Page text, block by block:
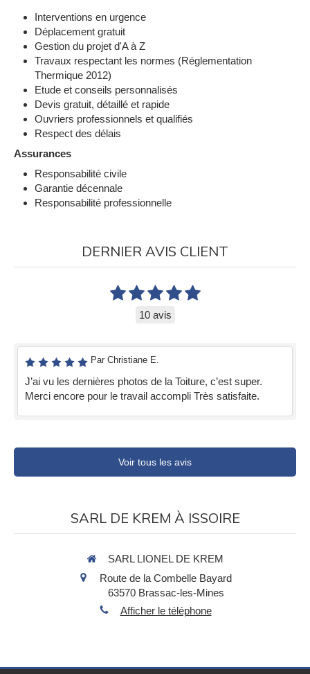
Interventions en urgence
Déplacement gratuit
Gestion du projet d'A à Z
Travaux respectant les normes (Réglementation
Thermique 2012)
Etude et conseils personnalisés
Devis gratuit, détaillé et rapide
Ouvriers professionnels et qualifiés
Respect des délais
Assurances
Responsabilité civile
Garantie décennale
Responsabilité professionnelle
DERNIER AVIS CLIENT
10 avis
Par Christiane E.
J’ai vu les dernières photos de la Toiture, c’est super.
Merci encore pour le travail accompli Très satisfaite.
Voir tous les avis
SARL DE KREM À ISSOIRE
SARL LIONEL DE KREM
Route de la Combelle Bayard
63570 Brassac-les-Mines
Afficher le téléphone